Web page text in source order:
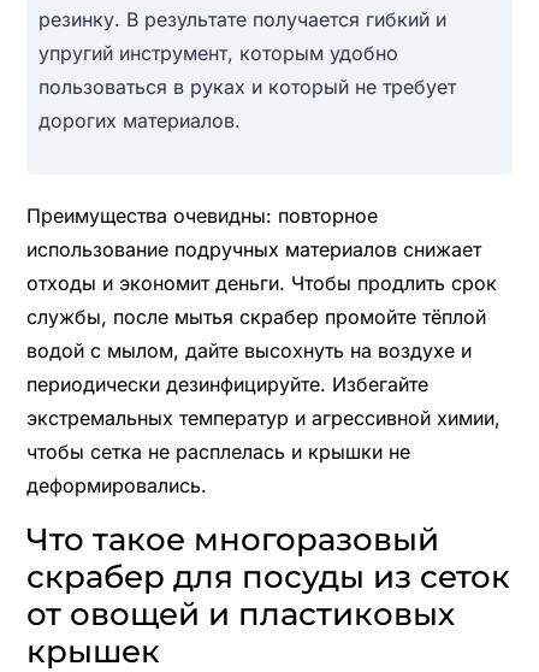
резинку. В результате получается гибкий и
упругий инструмент, которым удобно
пользоваться в руках и который не требует
дорогих материалов.
Преимущества очевидны: повторное
использование подручных материалов снижает
отходы и экономит деньги. Чтобы продлить срок
службы, после мытья скрабер промойте тёплой
водой с мылом, дайте высохнуть на воздухе и
периодически дезинфицируйте. Избегайте
экстремальных температур и агрессивной химии,
чтобы сетка не расплелась и крышки не
деформировались.
Что такое многоразовый
скрабер для посуды из сеток
от овощей и пластиковых
крышек